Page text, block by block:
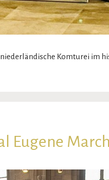
Komturei im
Eugene